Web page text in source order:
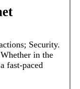
Security.
in the
fast-paced